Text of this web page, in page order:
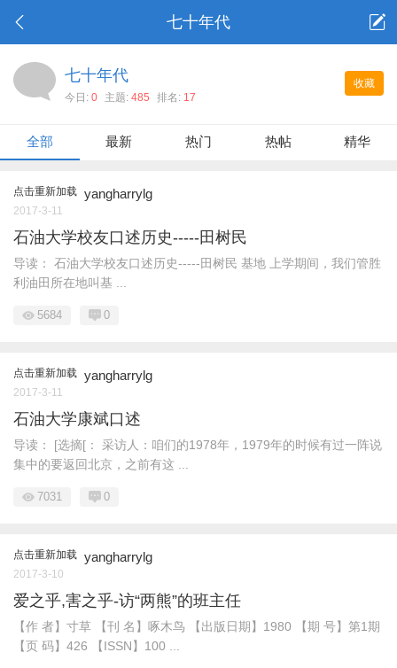
七十年代
收藏
七十年代
今日: 0 主题: 485 排名: 17
全部 最新 热门 热帖 精华
点击重新加载 yangharrylg
2017-3-11
石油大学校友口述历史-----田树民
导读： 石油大学校友口述历史-----田树民 基地 上学期间，我们管胜
利油田所在地叫基 ...
5684 0
点击重新加载 yangharrylg
2017-3-11
石油大学康斌口述
导读： [选摘[： 采访人：咱们的1978年，1979年的时候有过一阵说
集中的要返回北京，之前有这 ...
7031 0
点击重新加载 yangharrylg
2017-3-10
爱之乎,害之乎-访“两熊”的班主任
【作 者】寸草 【刊 名】啄木鸟 【出版日期】1980 【期 号】第1期
【页 码】426 【ISSN】100 ...